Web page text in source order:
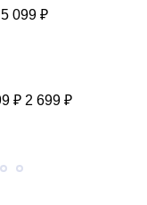
5 099 ₽
₽ 2 699 ₽